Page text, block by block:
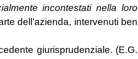
incontestati nella loro
dell’azienda, intervenuti ben
giurisprudenziale. (E.G.